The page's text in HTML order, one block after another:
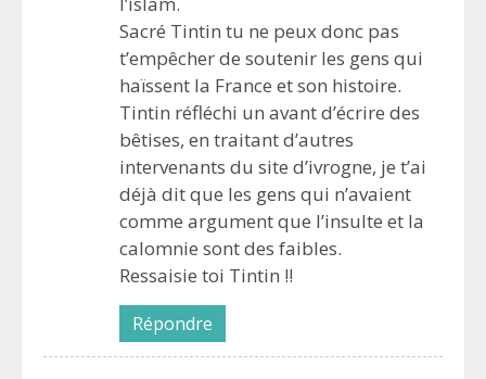
Sacré Tintin tu ne peux donc pas
t’empêcher de soutenir les gens qui
haïssent la France et son histoire.
Tintin réfléchi un avant d’écrire des
bêtises, en traitant d’autres
intervenants du site d’ivrogne, je t’ai
déjà dit que les gens qui n’avaient
comme argument que l’insulte et la
calomnie sont des faibles.
Ressaisie toi Tintin !!
Répondre